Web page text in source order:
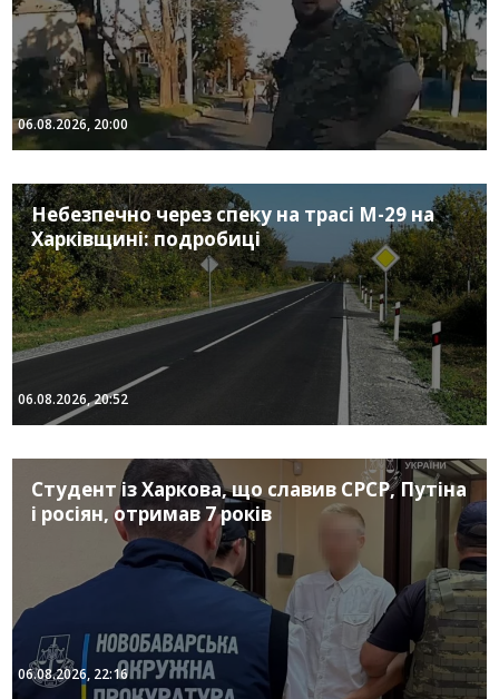
06.08.2026, 20:00
Небезпечно через спеку на трасі М-29 на
Харківщині: подробиці
06.08.2026, 20:52
Студент із Харкова, що славив СРСР, Путіна
і росіян, отримав 7 років
06.08.2026, 22:16